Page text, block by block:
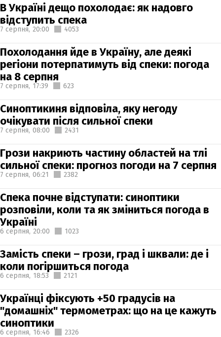
В Україні дещо похолодає: як надовго
відступить спека
7 серпня, 20:00 4053
Похолодання йде в Україну, але деякі
регіони потерпатимуть від спеки: погода
на 8 серпня
7 серпня, 17:39 623
Синоптикиня відповіла, яку негоду
очікувати після сильної спеки
7 серпня, 08:00 2431
Грози накриють частину областей на тлі
сильної спеки: прогноз погоди на 7 серпня
7 серпня, 06:21 2382
Спека почне відступати: синоптики
розповіли, коли та як зміниться погода в
Україні
6 серпня, 20:00 1023
Замість спеки – грози, град і шквали: де і
коли погіршиться погода
6 серпня, 18:53 2121
Українці фіксують +50 градусів на
"домашніх" термометрах: що на це кажуть
синоптики
6 серпня, 16:46 2326